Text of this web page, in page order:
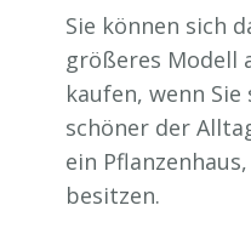
Sie können sich
größeres Modell
kaufen, wenn
schöner der
ein
besitzen.